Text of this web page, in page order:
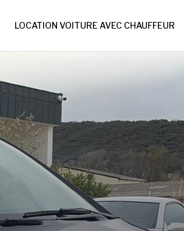
LOCATION VOITURE AVEC CHAUFFEUR